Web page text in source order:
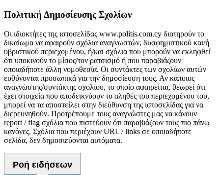
Πολιτική Δημοσίευσης Σχολίων
Οι ιδιοκτήτες της ιστοσελίδας www.politis.com.cy διατηρούν το
δικαίωμα να αφαιρούν σχόλια αναγνωστών, δυσφημιστικού και/ή
υβριστικού περιεχομένου, ή/και σχόλια που μπορούν να εκληφθεί
ότι υποκινούν το μίσος/τον ρατσισμό ή που παραβιάζουν
οποιαδήποτε άλλη νομοθεσία. Οι συντάκτες των σχολίων αυτών
ευθύνονται προσωπικά για την δημοσίευση τους. Αν κάποιος
αναγνώστης/συντάκτης σχολίου, το οποίο αφαιρείται, θεωρεί ότι
έχει στοιχεία που αποδεικνύουν το αληθές του περιεχομένου του,
μπορεί να τα αποστείλει στην διεύθυνση της ιστοσελίδας για να
διερευνηθούν. Προτρέπουμε τους αναγνώστες μας να κάνουν
report / flag σχόλια που πιστεύουν ότι παραβιάζουν τους πιο πάνω
κανόνες. Σχόλια που περιέχουν URL / links σε οποιαδήποτε
σελίδα, δεν δημοσιεύονται αυτόματα.
Ροή ειδήσεων